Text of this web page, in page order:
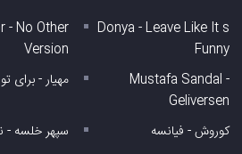
Donya - Leave Like It s
Funny
- No Other
Version
Mustafa Sandal -
Geliversen
مهیار - برای تو
کوروش - فیانسه
سپهر خلسه -